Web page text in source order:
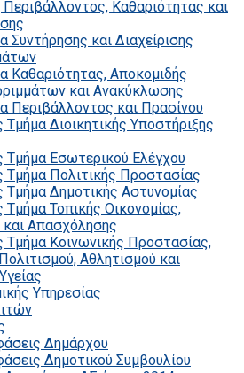
Περιβάλλοντος, Καθαριότητας και
Συντήρησης και Διαχείρισης
Καθαριότητας, Αποκομιδής
και Ανακύκλωσης
Περιβάλλοντος και Πρασίνου
Τμήμα Διοικητικής Υποστήριξης
Τμήμα Εσωτερικού Ελέγχου
Τμήμα Πολιτικής Προστασίας
Τμήμα Δημοτικής Αστυνομίας
Τμήμα Τοπικής Οικονομίας,
και Απασχόλησης
Τμήμα Κοινωνικής Προστασίας,
Αθλητισμού και
Υπηρεσίας
Δημάρχου
Δημοτικού Συμβουλίου